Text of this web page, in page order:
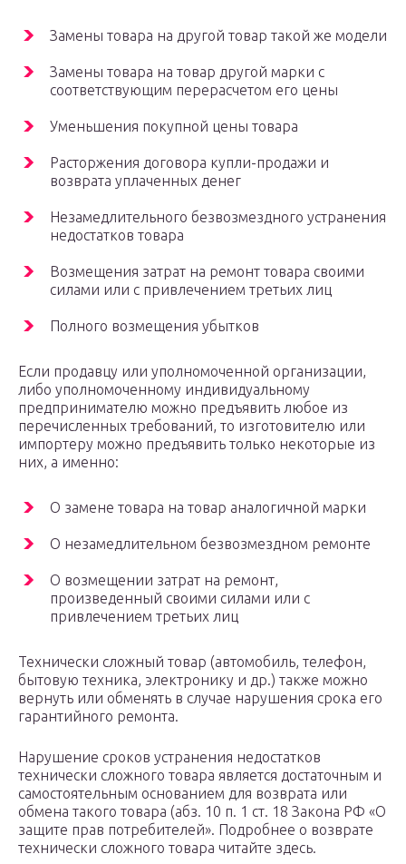
Замены товара на другой товар такой же модели
Замены товара на товар другой марки с
соответствующим перерасчетом его цены
Уменьшения покупной цены товара
Расторжения договора купли-продажи и
возврата уплаченных денег
Незамедлительного безвозмездного устранения
недостатков товара
Возмещения затрат на ремонт товара своими
силами или с привлечением третьих лиц
Полного возмещения убытков
Если продавцу или уполномоченной организации,
либо уполномоченному индивидуальному
предпринимателю можно предъявить любое из
перечисленных требований, то изготовителю или
импортеру можно предъявить только некоторые из
них, а именно:
О замене товара на товар аналогичной марки
О незамедлительном безвозмездном ремонте
О возмещении затрат на ремонт,
произведенный своими силами или с
привлечением третьих лиц
Технически сложный товар (автомобиль, телефон,
бытовую техника, электронику и др.) также можно
вернуть или обменять в случае нарушения срока его
гарантийного ремонта.
Нарушение сроков устранения недостатков
технически сложного товара является достаточным и
самостоятельным основанием для возврата или
обмена такого товара (абз. 10 п. 1 ст. 18 Закона РФ «О
защите прав потребителей». Подробнее о возврате
технически сложного товара читайте здесь.